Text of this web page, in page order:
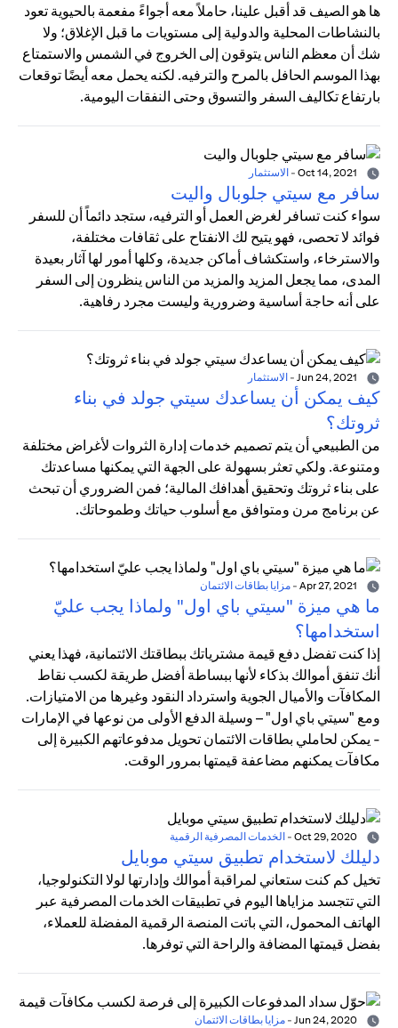
ها هو الصيف قد أقبل علينا، حاملاً معه أجواءً مفعمة بالحيوية تعود
بالنشاطات المحلية والدولية إلى مستويات ما قبل الإغلاق؛ ولا
شك أن معظم الناس يتوقون إلى الخروج في الشمس والاستمتاع
بهذا الموسم الحافل بالمرح والترفيه. لكنه يحمل معه أيضًا توقعات
بارتفاع تكاليف السفر والتسوق وحتى النفقات اليومية.
- الاستثمار
سافر مع سيتي جلوبال واليت
سواء كنت تسافر لغرض العمل أو الترفيه، ستجد دائماً أن للسفر
فوائد لا تحصى، فهو يتيح لك الانفتاح على ثقافات مختلفة،
والاسترخاء، واستكشاف أماكن جديدة، وكلها أمور لها آثار بعيدة
المدى، مما يجعل المزيد والمزيد من الناس ينظرون إلى السفر
على أنه حاجة أساسية وضرورية وليست مجرد رفاهية.
- الاستثمار
كيف يمكن أن يساعدك سيتي جولد في بناء
ثروتك؟
من الطبيعي أن يتم تصميم خدمات إدارة الثروات لأغراض مختلفة
ومتنوعة. ولكي تعثر بسهولة على الجهة التي يمكنها مساعدتك
على بناء ثروتك وتحقيق أهدافك المالية؛ فمن الضروري أن تبحث
عن برنامج مرن ومتوافق مع أسلوب حياتك وطموحاتك.
- مزايا بطاقات الائتمان
ما هي ميزة "سيتي باي اول" ولماذا يجب عليّ
استخدامها؟
إذا كنت تفضل دفع قيمة مشترياتك ببطاقتك الائتمانية، فهذا يعني
أنك تنفق أموالك بذكاء لأنها ببساطة أفضل طريقة لكسب نقاط
المكافآت والأميال الجوية واسترداد النقود وغيرها من الامتيازات.
ومع "سيتي باي اول" – وسيلة الدفع الأولى من نوعها في الإمارات
- يمكن لحاملي بطاقات الائتمان تحويل مدفوعاتهم الكبيرة إلى
مكافآت يمكنهم مضاعفة قيمتها بمرور الوقت.
- الخدمات المصرفية الرقمية
دليلك لاستخدام تطبيق سيتي موبايل
تخيل كم كنت ستعاني لمراقبة أموالك وإدارتها لولا التكنولوجيا،
التي تتجسد مزاياها اليوم في تطبيقات الخدمات المصرفية عبر
الهاتف المحمول، التي باتت المنصة الرقمية المفضلة للعملاء،
بفضل قيمتها المضافة والراحة التي توفرها.
- مزايا بطاقات الائتمان